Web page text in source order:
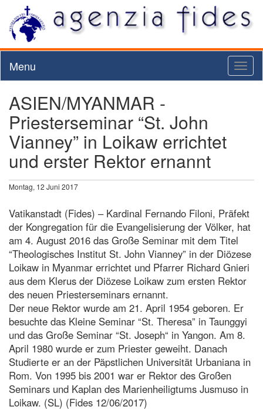
Menu
ASIEN/MYANMAR -
Priesterseminar “St. John
Vianney” in Loikaw errichtet
und erster Rektor ernannt
Montag, 12 Juni 2017
Vatikanstadt (Fides) – Kardinal Fernando Filoni, Präfekt
der Kongregation für die Evangelisierung der Völker, hat
am 4. August 2016 das Große Seminar mit dem Titel
“Theologisches Institut St. John Vianney” in der Diözese
Loikaw in Myanmar errichtet und Pfarrer Richard Gnieri
aus dem Klerus der Diözese Loikaw zum ersten Rektor
des neuen Priesterseminars ernannt.
Der neue Rektor wurde am 21. April 1954 geboren. Er
besuchte das Kleine Seminar “St. Theresa” in Taunggyi
und das Große Seminar “St. Joseph“ in Yangon. Am 8.
April 1980 wurde er zum Priester geweiht. Danach
Studierte er an der Päpstlichen Universität Urbaniana in
Rom. Von 1995 bis 2001 war er Rektor des Großen
Seminars und Kaplan des Marienheiligtums Jusmuso in
Loikaw. (SL) (Fides 12/06/2017)